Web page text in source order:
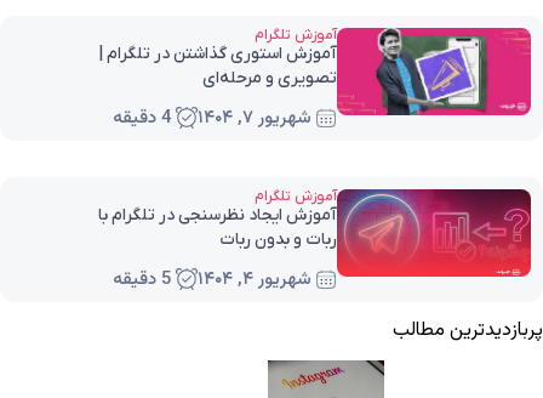
آموزش تلگرام
آموزش استوری گذاشتن در تلگرام |
تصویری و مرحله‌ای
شهریور ۷, ۱۴۰۴ 4 دقیقه
آموزش تلگرام
آموزش ایجاد نظرسنجی در تلگرام با
ربات و بدون ربات
شهریور ۴, ۱۴۰۴ 5 دقیقه
پربازدیدترین مطالب